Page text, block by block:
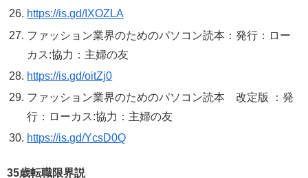
https://is.gd/IXOZLA
ファッション業界のためのパソコン読本：発行：ロー
カス:協力：主婦の友
https://is.gd/oitZj0
ファッション業界のためのパソコン読本 改定版 ：発
行：ローカス:協力：主婦の友
https://is.gd/YcsD0Q
35歳転職限界説